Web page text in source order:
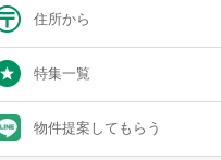
住所から
特集一覧
物件提案してもらう